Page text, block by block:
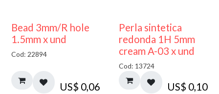
Bead 3mm/R hole
1.5mm x und
Cod: 22894
US$ 0,06
Perla sintetica
redonda 1H 5mm
cream A-03 x und
Cod: 13724
US$ 0,10